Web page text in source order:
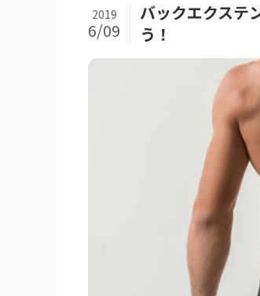
バックエクステ
う！
2019
6/09